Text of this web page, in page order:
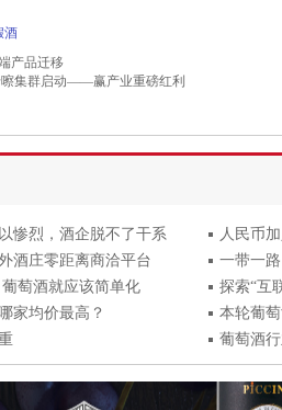
酒
产品迁移
嚓集群启动——赢产业重磅红利
惨烈，酒企脱不了干系
人民币
酒庄零距离商洽平台
一带一
萄酒就应该简单化
探索“互
家均价最高？
本轮葡
葡萄酒